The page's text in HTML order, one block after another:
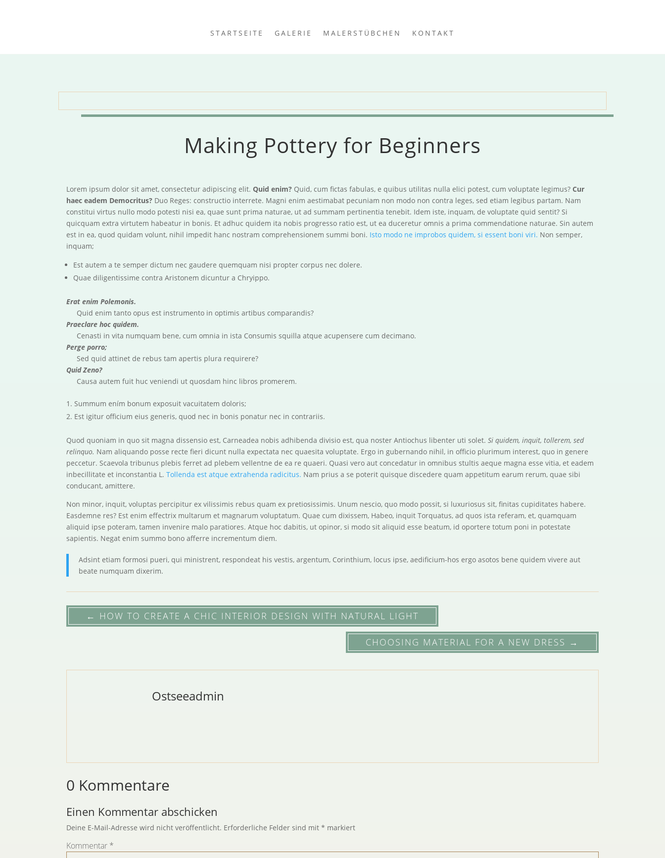
STARTSEITE GALERIE MALERSTÜBCHEN KONTAKT
Making Pottery for Beginners
Lorem ipsum dolor sit amet, consectetur adipiscing elit. Quid enim? Quid, cum fictas fabulas, e quibus utilitas nulla elici potest, cum voluptate legimus? Cur
haec eadem Democritus? Duo Reges: constructio interrete. Magni enim aestimabat pecuniam non modo non contra leges, sed etiam legibus partam. Nam
constitui virtus nullo modo potesti nisi ea, quae sunt prima naturae, ut ad summam pertinentia tenebit. Idem iste, inquam, de voluptate quid sentit? Si
quicquam extra virtutem habeatur in bonis. Et adhuc quidem ita nobis progresso ratio est, ut ea duceretur omnis a prima commendatione naturae. Sin autem
est in ea, quod quidam volunt, nihil impedit hanc nostram comprehensionem summi boni. Isto modo ne improbos quidem, si essent boni viri. Non semper,
inquam;
Est autem a te semper dictum nec gaudere quemquam nisi propter corpus nec dolere.
Quae diligentissime contra Aristonem dicuntur a Chryippo.
Erat enim Polemonis.
Quid enim tanto opus est instrumento in optimis artibus comparandis?
Praeclare hoc quidem.
Cenasti in vita numquam bene, cum omnia in ista Consumis squilla atque acupensere cum decimano.
Perge porro;
Sed quid attinet de rebus tam apertis plura requirere?
Quid Zeno?
Causa autem fuit huc veniendi ut quosdam hinc libros promerem.
Summum ením bonum exposuit vacuitatem doloris;
Est igitur officium eius generis, quod nec in bonis ponatur nec in contrariis.
Quod quoniam in quo sit magna dissensio est, Carneadea nobis adhibenda divisio est, qua noster Antiochus libenter uti solet.Si quidem, inquit, tollerem, sed
relinquo. Nam aliquando posse recte fieri dicunt nulla expectata nec quaesita voluptate. Ergo in gubernando nihil, in officio plurimum interest, quo in genere
peccetur. Scaevola tribunus plebis ferret ad plebem vellentne de ea re quaeri. Quasi vero aut concedatur in omnibus stultis aeque magna esse vitia, et eadem
inbecillitate et inconstantia L.Tollenda est atque extrahenda radicitus. Nam prius a se poterit quisque discedere quam appetitum earum rerum, quae sibi
conducant, amittere.
Non minor, inquit, voluptas percipitur ex vilissimis rebus quam ex pretiosissimis. Unum nescio, quo modo possit, si luxuriosus sit, finitas cupiditates habere.
Easdemne res? Est enim effectrix multarum et magnarum voluptatum. Quae cum dixissem, Habeo, inquit Torquatus, ad quos ista referam, et, quamquam
aliquid ipse poteram, tamen invenire malo paratiores. Atque hoc dabitis, ut opinor, si modo sit aliquid esse beatum, id oportere totum poni in potestate
sapientis. Negat enim summo bono afferre incrementum diem.
Adsint etiam formosi pueri, qui ministrent, respondeat his vestis, argentum, Corinthium, locus ipse, aedificium-hos ergo asotos bene quidem vivere aut
beate numquam dixerim.
← HOW TO CREATE A CHIC INTERIOR DESIGN WITH NATURAL LIGHT
CHOOSING MATERIAL FOR A NEW DRESS →
Ostseeadmin
0 Kommentare
Einen Kommentar abschicken
Deine E-Mail-Adresse wird nicht veröffentlicht. Erforderliche Felder sind mit* markiert
Kommentar *